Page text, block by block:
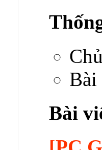
Bài
Bài